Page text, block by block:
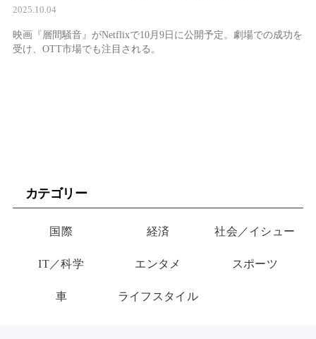
2025.10.04
映画『層間騒音』がNetflixで10月9日に公開予定。劇場での成功を
受け、OTT市場でも注目される。
カテゴリー
国際 経済 社会／イシュー
IT／科学 エンタメ スポーツ
車 ライフスタイル